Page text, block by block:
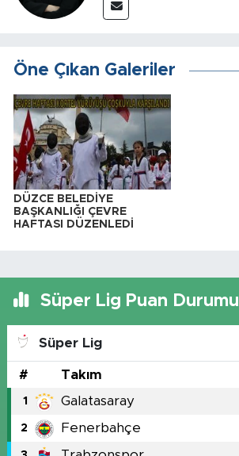
Öne Çıkan Galeriler
DÜZCE BELEDİYE
BAŞKANLIĞI ÇEVRE
HAFTASI DÜZENLEDİ
Süper Lig Puan Durumu
Süper Lig
# Takım
1 Galatasaray
2 Fenerbahçe